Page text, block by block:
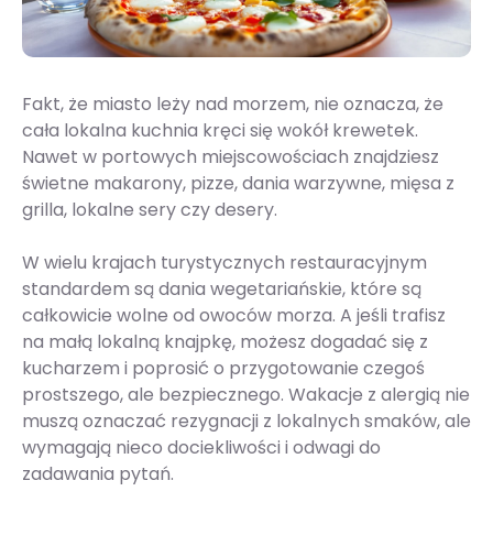
Fakt, że miasto leży nad morzem, nie oznacza, że
cała lokalna kuchnia kręci się wokół krewetek.
Nawet w portowych miejscowościach znajdziesz
świetne makarony, pizze, dania warzywne, mięsa z
grilla, lokalne sery czy desery.
W wielu krajach turystycznych restauracyjnym
standardem są dania wegetariańskie, które są
całkowicie wolne od owoców morza. A jeśli trafisz
na małą lokalną knajpkę, możesz dogadać się z
kucharzem i poprosić o przygotowanie czegoś
prostszego, ale bezpiecznego. Wakacje z alergią nie
muszą oznaczać rezygnacji z lokalnych smaków, ale
wymagają nieco dociekliwości i odwagi do
zadawania pytań.